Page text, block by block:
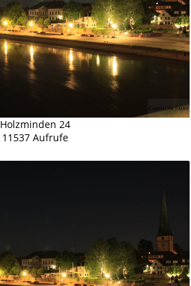
Holzminden 24
11537 Aufrufe